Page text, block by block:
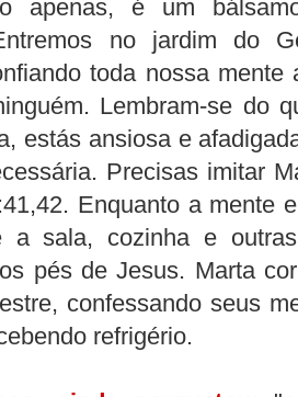
apenas, é um
no jardim do
toda nossa
Lembram-se do
estás ansiosa e
Precisas imitar
Enquanto a mente
a sala, cozinha e
pés de Jesus. Marta
confessando seus
refrigério.